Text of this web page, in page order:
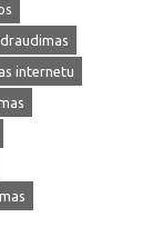
internetu